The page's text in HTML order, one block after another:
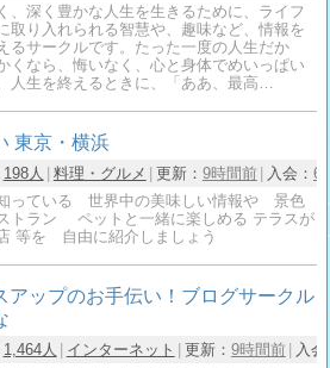
、深く豊かな人生を生きるために、ライフ
取り入れられる智慧や、趣味など、情報を
るサークルです。たった一度の人生だか
くなら、悔いなく、心と身体でめいっぱい
人生を終えるときに、「ああ、最高…
東京・横浜
198人 料理・グルメ 更新： 9時間前 入会： 6
っている 世界中の美味しい情報や 景色
トラン ペットと一緒に楽しめる テラスが
等を 自由に紹介しましょう
アップのお手伝い！ブログサークル
1,464人 インターネット 更新： 9時間前
入会